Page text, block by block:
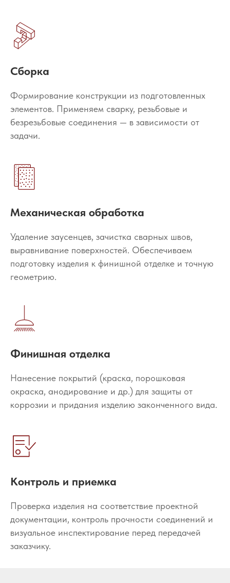
Сборка
Формирование конструкции из подготовленных
элементов. Применяем сварку, резьбовые и
безрезьбовые соединения — в зависимости от
задачи.
Механическая обработка
Удаление заусенцев, зачистка сварных швов,
выравнивание поверхностей. Обеспечиваем
подготовку изделия к финишной отделке и точную
геометрию.
Финишная отделка
Нанесение покрытий (краска, порошковая
окраска, анодирование и др.) для защиты от
коррозии и придания изделию законченного вида.
Контроль и приемка
Проверка изделия на соответствие проектной
документации, контроль прочности соединений и
визуальное инспектирование перед передачей
заказчику.